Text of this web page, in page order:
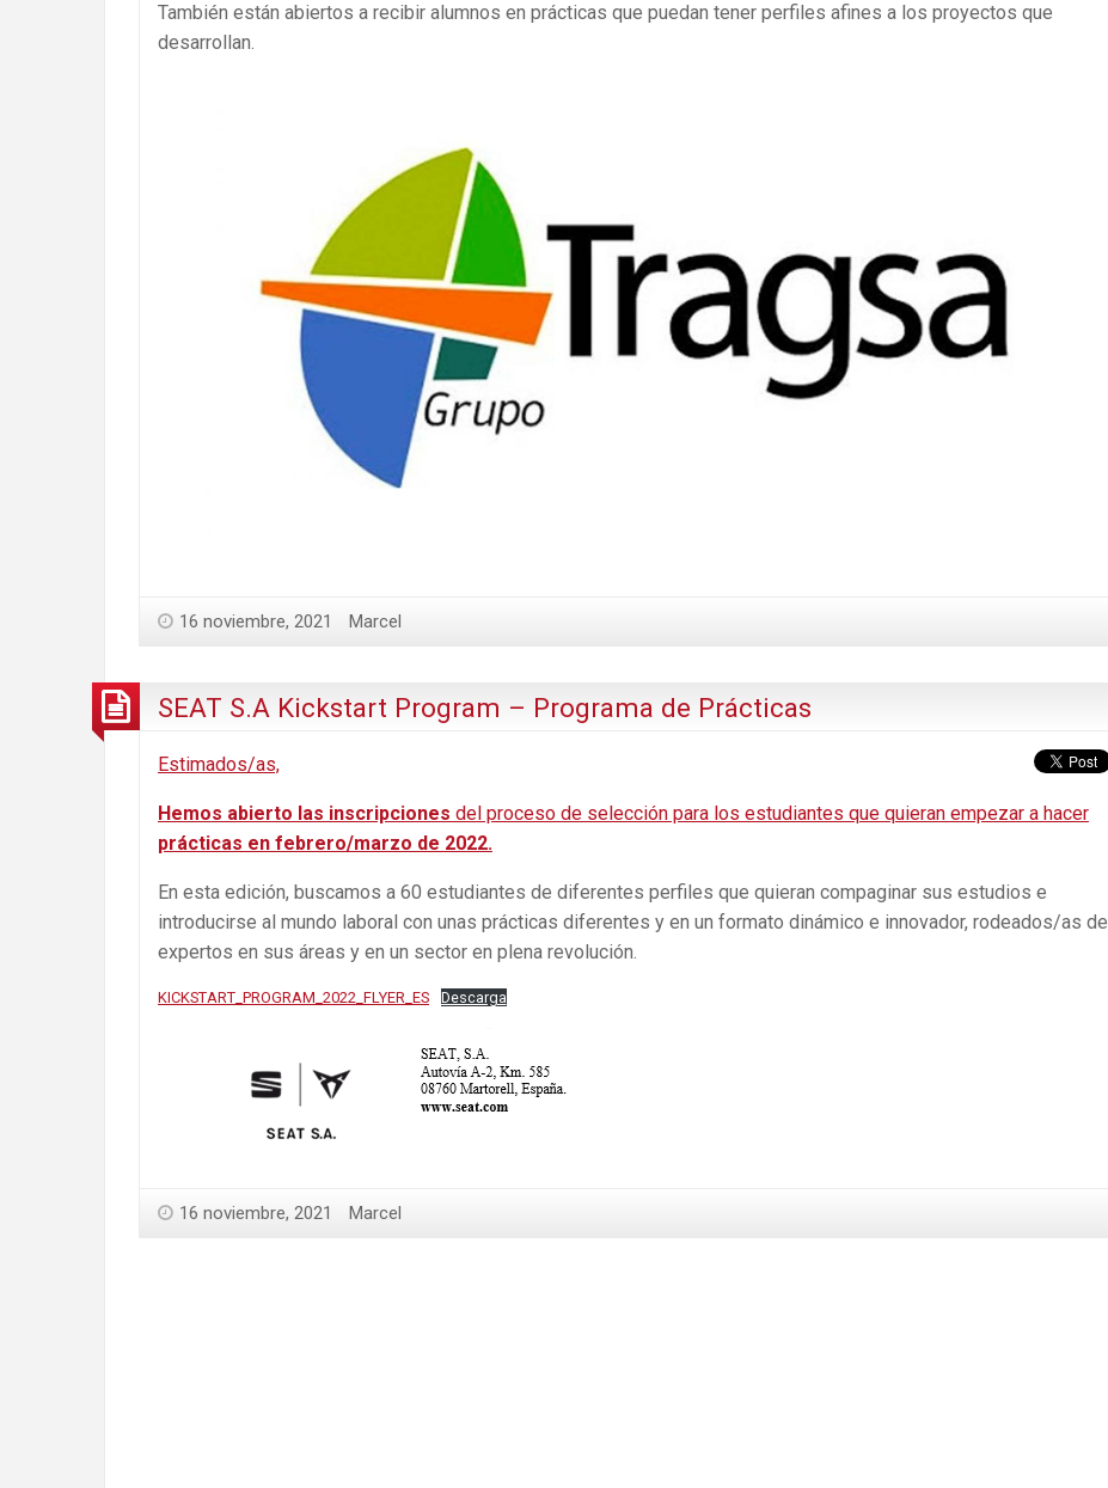
También están abiertos a recibir alumnos en prácticas que puedan tener perfiles afines a los proyectos que
desarrollan.
16 noviembre, 2021 Marcel
SEAT S.A Kickstart Program – Programa de Prácticas
Estimados/as,
Hemos abierto las inscripciones del proceso de selección para los estudiantes que quieran empezar a hacer
prácticas en febrero/marzo de 2022.
En esta edición, buscamos a 60 estudiantes de diferentes perfiles que quieran compaginar sus estudios e
introducirse al mundo laboral con unas prácticas diferentes y en un formato dinámico e innovador, rodeados/as de
expertos en sus áreas y en un sector en plena revolución.
KICKSTART_PROGRAM_2022_FLYER_ES Descarga
16 noviembre, 2021 Marcel